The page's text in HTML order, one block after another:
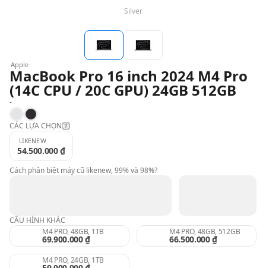
Silver
Apple
MacBook Pro 16 inch 2024 M4 Pro
(14C CPU / 20C GPU) 24GB 512GB
-
SilverSpace Black
CÁC LỰA CHỌN
Likenew:
98%:
LIKENEW
54.500.000 ₫
Cách phân biệt máy cũ likenew, 99% và 98%?
CẤU HÌNH KHÁC
M4 PRO, 48GB, 1TB
69.900.000 ₫
M4 PRO, 48GB, 512GB
66.500.000 ₫
M4 PRO, 24GB, 1TB